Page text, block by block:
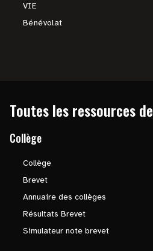
VIE
Bénévolat
Toutes les ressources de
Collège
Collège
Brevet
Annuaire des collèges
Résultats Brevet
Simulateur note brevet